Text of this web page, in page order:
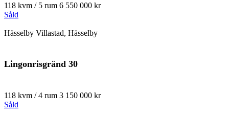
118 kvm / 5 rum 6 550 000 kr
Såld
Hässelby Villastad, Hässelby
Lingonrisgränd 30
118 kvm / 4 rum 3 150 000 kr
Såld